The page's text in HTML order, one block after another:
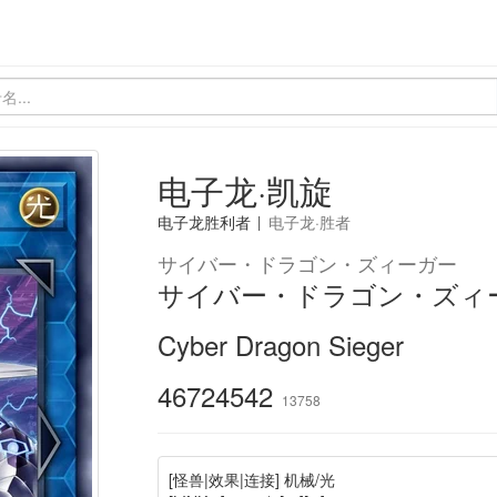
电子龙·凯旋
电子龙胜利者 | 电子龙·胜者
サイバー・ドラゴン・ズィーガー
サイバー・ドラゴン・ズィ
Cyber Dragon Sieger
46724542 13758
[怪兽|效果|连接] 机械/光